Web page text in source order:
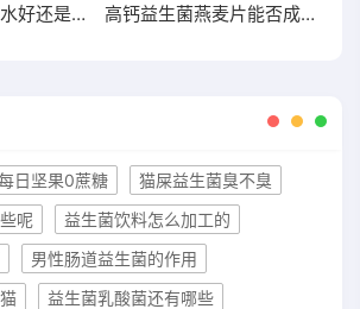
蛋白粉益生菌泡水好还是干吃好两者有何区别 高钙益生菌燕麦片能否成为你增肥的新宠？点击了解
日坚果0蔗糖
猫屎益生菌臭不臭
呢
益生菌饮料怎么加工的
男性肠道益生菌的作用
益生菌乳酸菌还有哪些